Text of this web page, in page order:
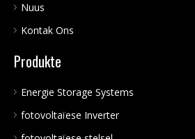
Nuus
Kontak Ons
Produkte
Energie Storage Systems
fotovoltaïese Inverter